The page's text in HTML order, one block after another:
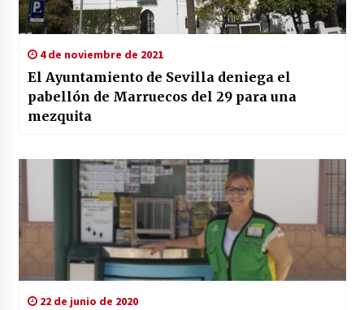
4 de noviembre de 2021
El Ayuntamiento de Sevilla deniega el
pabellón de Marruecos del 29 para una
mezquita
22 de junio de 2020